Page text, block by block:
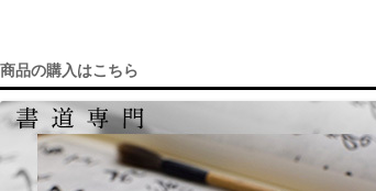
e
b
o
gr
a
m
商品の購入はこちら